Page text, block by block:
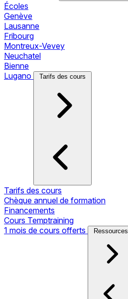
Écoles
Genève
Lausanne
Fribourg
Montreux-Vevey
Neuchatel
Bienne
Lugano
Tarifs des cours
Tarifs des cours
Chèque annuel de formation
Financements
Cours Temptraining
1 mois de cours offerts
Ressources